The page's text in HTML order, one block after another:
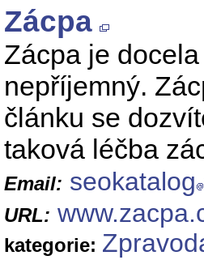
Zácpa
Zácpa je
nepříjemný.
článku se
taková léčba
Email: seokatalog
URL:
kategorie: